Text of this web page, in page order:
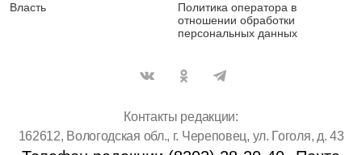
Власть
Политика оператора в
отношении обработки
персональных данных
Контакты редакции:
162612, Вологодская обл., г. Череповец, ул. Гоголя, д. 43